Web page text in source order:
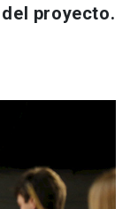
proyecto.